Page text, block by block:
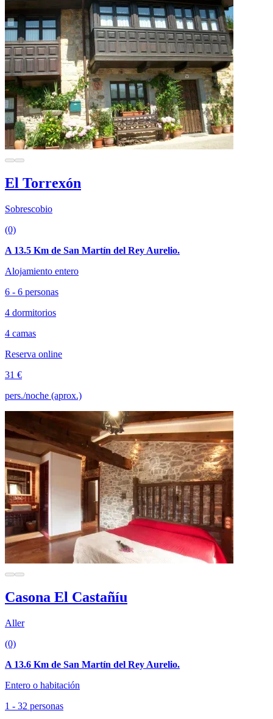
El Torrexón
Sobrescobio
(0)
A 13.5 Km de San Martín del Rey Aurelio.
Alojamiento entero
6 - 6 personas
4 dormitorios
4 camas
Reserva online
31 €
pers./noche (aprox.)
Casona El Castañíu
Aller
(0)
A 13.6 Km de San Martín del Rey Aurelio.
Entero o habitación
1 - 32 personas